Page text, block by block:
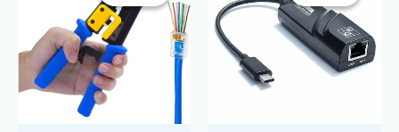
EGP 320,00.
EGP 300,00.